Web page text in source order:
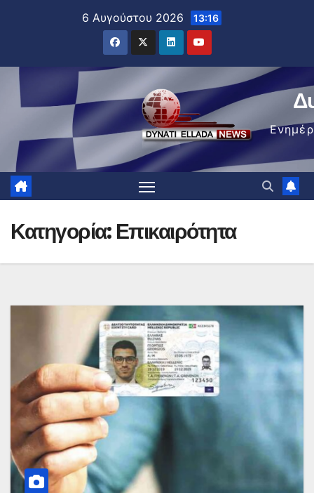
6 Αυγούστου 2026 13:16
Κατηγορία: Επικαιρότητα